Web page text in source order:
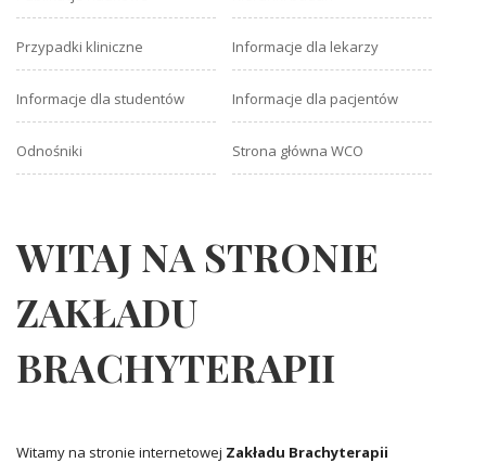
Przypadki kliniczne Informacje dla lekarzy
Informacje dla studentów Informacje dla pacjentów
Odnośniki Strona główna WCO
WITAJ NA STRONIE
ZAKŁADU
BRACHYTERAPII
Witamy na stronie internetowej Zakładu Brachyterapii